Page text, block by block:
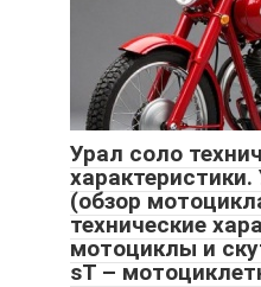
Урал соло
(обзор
технические
мотоциклы и
sT –